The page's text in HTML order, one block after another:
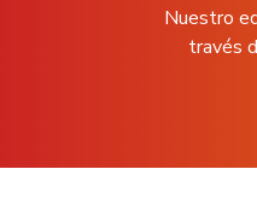
Nuestro
través